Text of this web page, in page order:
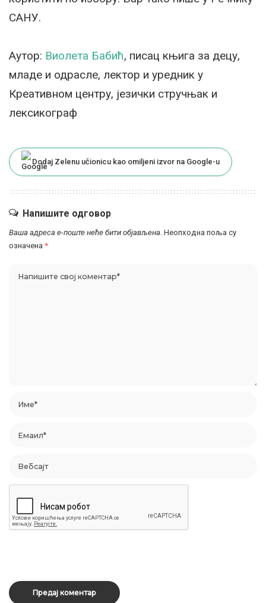
САНУ.
Аутор: Виолета Бабић, писац књига за децу,
младе и одрасле, лектор и уредник у
Креативном центру, језички стручњак и
лексикограф
Dodaj Zelenu učionicu kao omiljeni izvor na Google-u
Напишите одговор
Ваша адреса е-поште неће бити објављена. Неопходна поља су
означена *